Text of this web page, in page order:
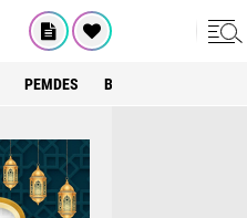
PEMDES BOGOR